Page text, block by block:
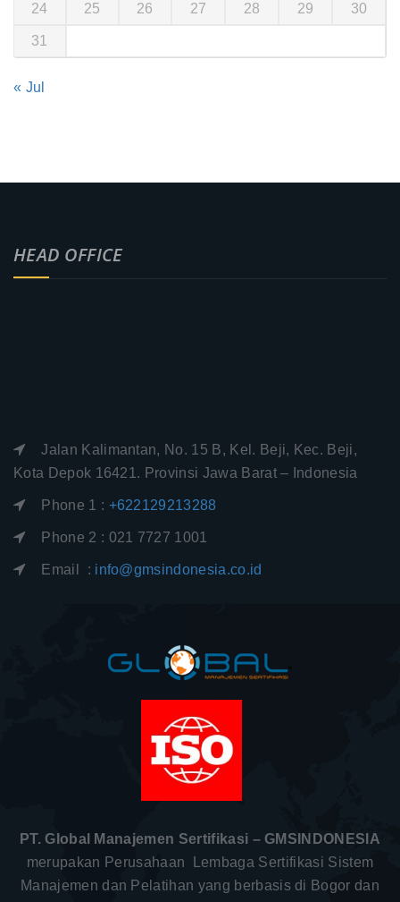
24 25 26 27 28 29 30
31
« Jul
HEAD OFFICE
Jalan Kalimantan, No. 15 B, Kel. Beji, Kec. Beji,
Kota Depok 16421. Provinsi Jawa Barat – Indonesia
Phone 1 : +622129213288
Phone 2 : 021 7727 1001
Email : info@gmsindonesia.co.id
PT. Global Manajemen Sertifikasi – GMSINDONESIA
merupakan Perusahaan Lembaga Sertifikasi Sistem
Manajemen dan Pelatihan yang berbasis di Bogor dan